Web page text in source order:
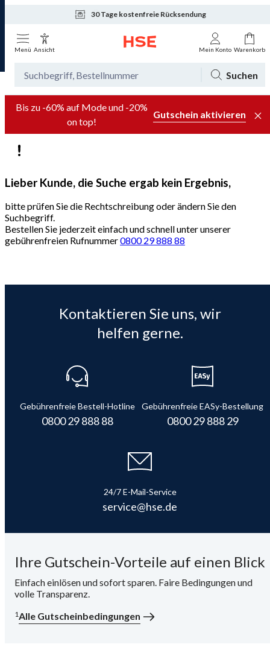
30 Tage kostenfreie Rücksendung
Tagesaktuelle Angebote
Menü Ansicht Mein Konto Warenkorb
Suchen
Bis zu -60% auf Mode und -20%
on top!
Gutschein aktivieren
Lieber Kunde, die Suche ergab kein Ergebnis,
bitte prüfen Sie die Rechtschreibung oder ändern Sie den
Suchbegriff.
Bestellen Sie jederzeit einfach und schnell unter unserer
gebührenfreien Rufnummer0800 29 888 88
Kontaktieren Sie uns, wir
helfen gerne.
Gebührenfreie Bestell-Hotline
0800 29 888 88
Gebührenfreie EASy-Bestellung
0800 29 888 29
24/7 E-Mail-Service
service@hse.de
Ihre Gutschein-Vorteile auf einen Blick
Einfach einlösen und sofort sparen. Faire Bedingungen und
volle Transparenz.
1Alle Gutscheinbedingungen